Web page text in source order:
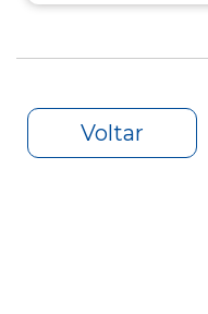
Voltar